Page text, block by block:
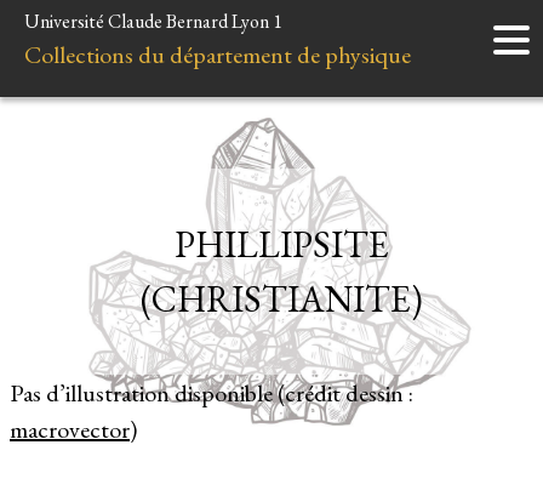
Accueil
Instruments
Liens et ressources
Université Claude Bernard Lyon 1
Collections du département de physique
Pas d’illustration disponible (crédit dessin :
macrovector)
PHILLIPSITE
(CHRISTIANITE)